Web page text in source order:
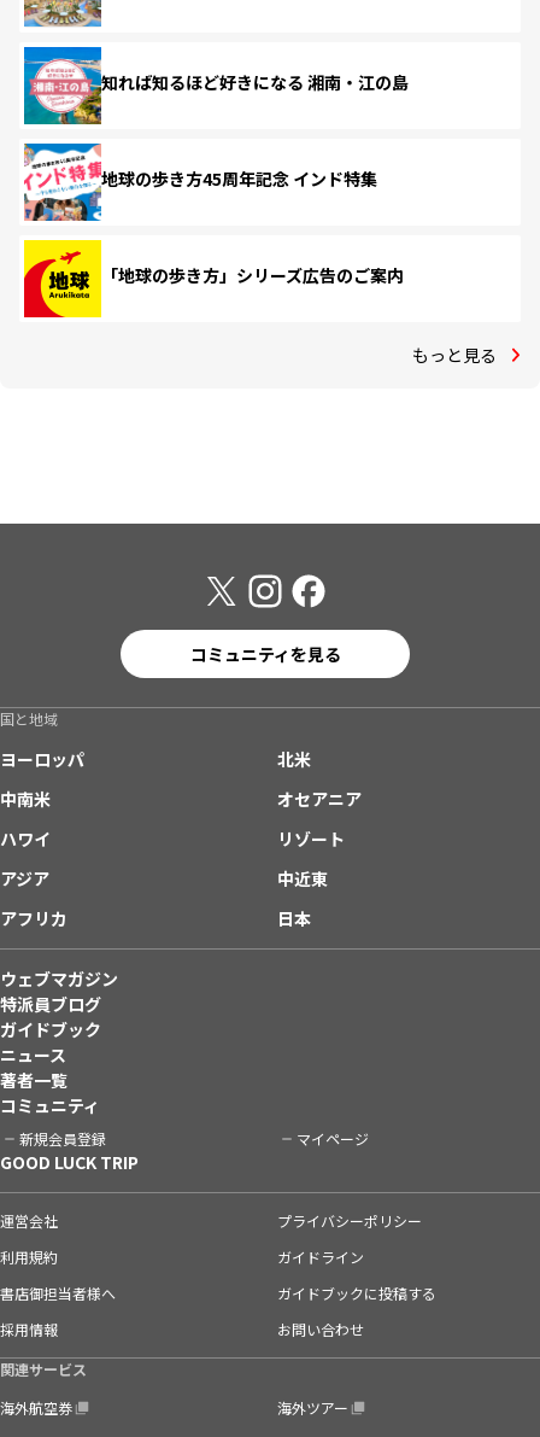
知れば知るほど好きになる 湘南・江の島
地球の歩き方45周年記念 インド特集
「地球の歩き方」シリーズ広告のご案内
もっと見る
コミュニティを見る
国と地域
ヨーロッパ
北米
中南米
オセアニア
ハワイ
リゾート
アジア
中近東
アフリカ
日本
ウェブマガジン
特派員ブログ
ガイドブック
ニュース
著者一覧
コミュニティ
新規会員登録 マイページ
GOOD LUCK TRIP
運営会社
プライバシーポリシー
利用規約
ガイドライン
書店御担当者様へ
ガイドブックに投稿する
採用情報
お問い合わせ
関連サービス
海外航空券
海外ツアー